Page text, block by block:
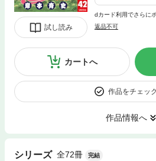
試し読み
dカード利用でさらに
返品不可
カートへ
作品をチェッ
作品情報へ
シリーズ 全72冊 完結